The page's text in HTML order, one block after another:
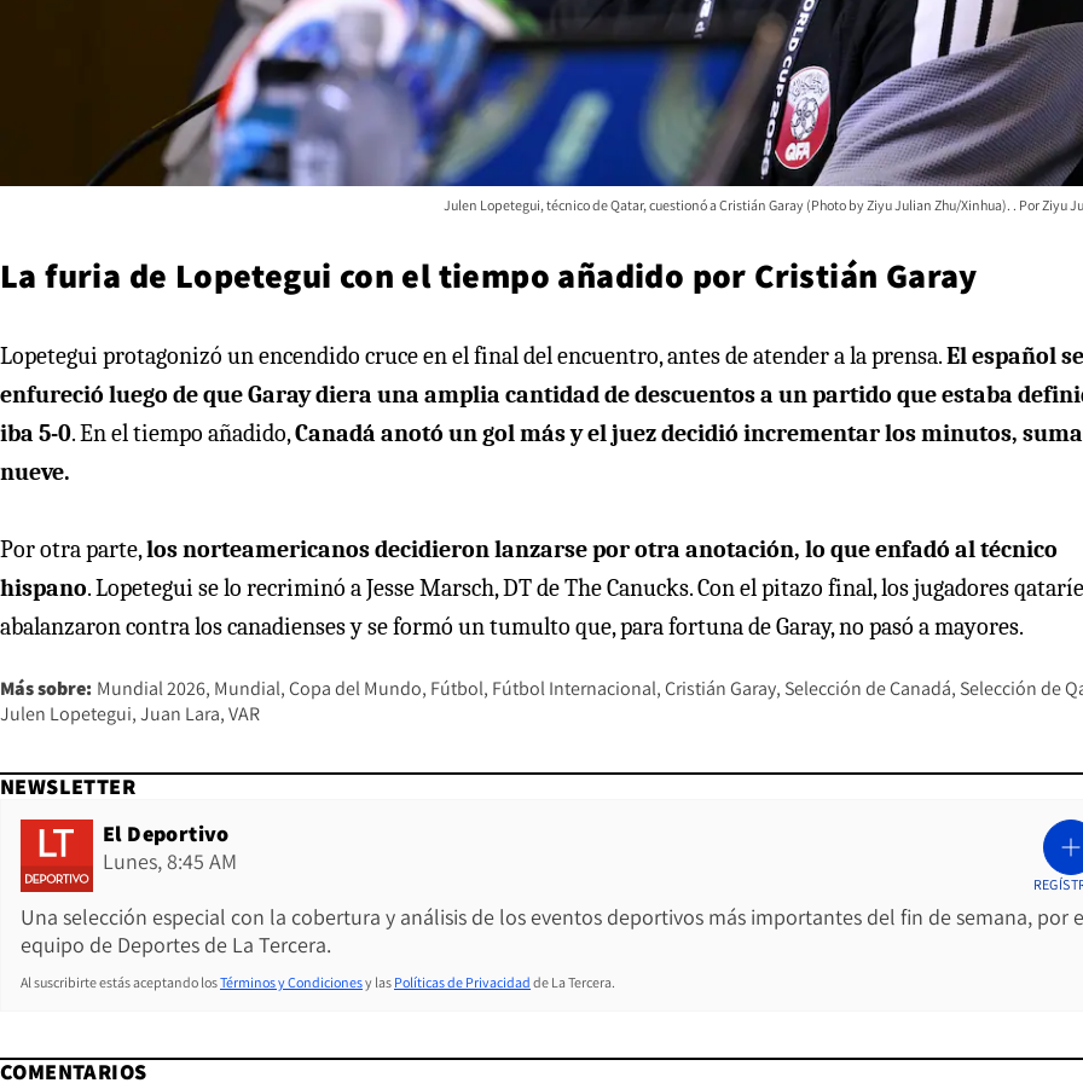
Julen Lopetegui, técnico de Qatar, cuestionó a Cristián Garay (Photo by Ziyu Julian Zhu/Xinhua). Ziyu
La furia de Lopetegui con el tiempo añadido por Cristián Garay
Lopetegui protagonizó un encendido cruce en el final del encuentro, antes de atender a la prensa.El español se
enfureció luego de que Garay diera una amplia cantidad de descuentos a un partido que estaba
iba 5-0. En el tiempo añadido,Canadá anotó un gol más y el juez decidió incrementar los minutos,
nueve.
Por otra parte,los norteamericanos decidieron lanzarse por otra anotación, lo que enfadó al técnico
hispano. Lopetegui se lo recriminó a Jesse Marsch, DT de The Canucks. Con el pitazo final, los jugadores
abalanzaron contra los canadienses y se formó un tumulto que, para fortuna de Garay, no pasó a mayores.
Más sobre: Mundial 2026 Mundial Copa del Mundo Fútbol Fútbol Internacional Cristián Garay Selección de Canadá Selección de
Julen Lopetegui Juan Lara VAR
NEWSLETTER
El Deportivo
Lunes, 8:45 AM
Una selección especial con la cobertura y análisis de los eventos deportivos más importantes del fin de semana, por
equipo de Deportes de La Tercera.
Al suscribirte estás aceptando losTérminos y Condicionesy las Políticas de Privacidad de La Tercera.
COMENTARIOS